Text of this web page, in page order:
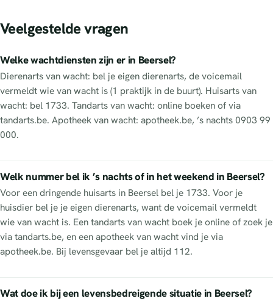
Veelgestelde vragen
Welke wachtdiensten zijn er in Beersel?
Dierenarts van wacht: bel je eigen dierenarts, de voicemail
vermeldt wie van wacht is (1 praktijk in de buurt). Huisarts van
wacht: bel 1733. Tandarts van wacht: online boeken of via
tandarts.be. Apotheek van wacht: apotheek.be, ’s nachts 0903 99
000.
Welk nummer bel ik ’s nachts of in het weekend in Beersel?
Voor een dringende huisarts in Beersel bel je 1733. Voor je
huisdier bel je je eigen dierenarts, want de voicemail vermeldt
wie van wacht is. Een tandarts van wacht boek je online of zoek je
via tandarts.be, en een apotheek van wacht vind je via
apotheek.be. Bij levensgevaar bel je altijd 112.
Wat doe ik bij een levensbedreigende situatie in Beersel?